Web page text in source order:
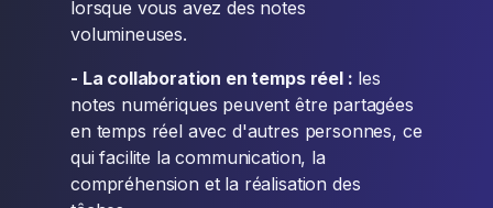
lorsque vous avez des notes
volumineuses.
- La collaboration en temps réel : les
notes numériques peuvent être partagées
en temps réel avec d'autres personnes, ce
qui facilite la communication, la
compréhension et la réalisation des